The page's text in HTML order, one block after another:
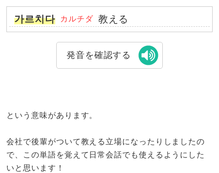
가르치다 カルチダ 教える
発音を確認する
という意味があります。
会社で後輩がついて教える立場になったりしましたの
で、この単語を覚えて日常会話でも使えるようにした
いと思います！